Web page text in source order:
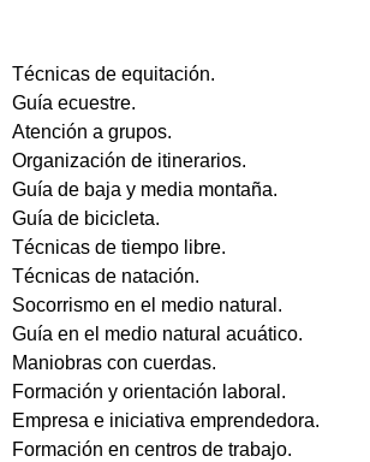
Técnicas de equitación.
Guía ecuestre.
Atención a grupos.
Organización de itinerarios.
Guía de baja y media montaña.
Guía de bicicleta.
Técnicas de tiempo libre.
Técnicas de natación.
Socorrismo en el medio natural.
Guía en el medio natural acuático.
Maniobras con cuerdas.
Formación y orientación laboral.
Empresa e iniciativa emprendedora.
Formación en centros de trabajo.